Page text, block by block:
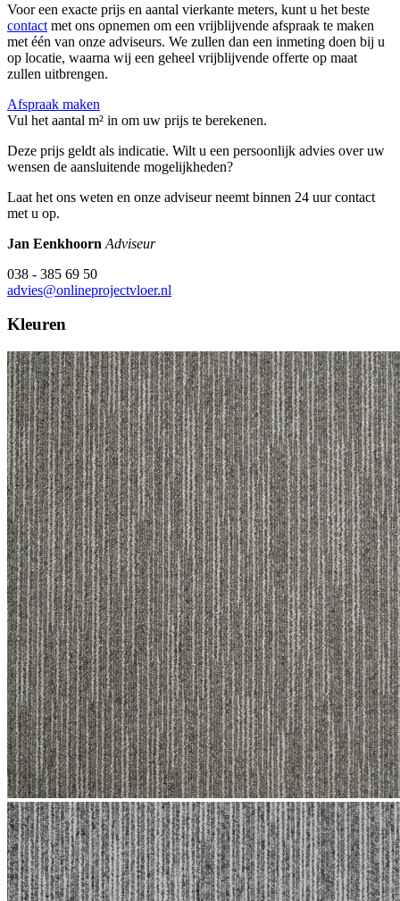
Voor een exacte prijs en aantal vierkante meters, kunt u het beste
contact met ons opnemen om een vrijblijvende afspraak te maken
met één van onze adviseurs. We zullen dan een inmeting doen bij u
op locatie, waarna wij een geheel vrijblijvende offerte op maat
zullen uitbrengen.
Afspraak maken
Vul het aantal m² in om uw prijs te berekenen.
Deze prijs geldt als indicatie. Wilt u een persoonlijk advies over uw
wensen de aansluitende mogelijkheden?
Laat het ons weten en onze adviseur neemt binnen 24 uur contact
met u op.
Jan Eenkhoorn Adviseur
038 - 385 69 50
advies@onlineprojectvloer.nl
Kleuren